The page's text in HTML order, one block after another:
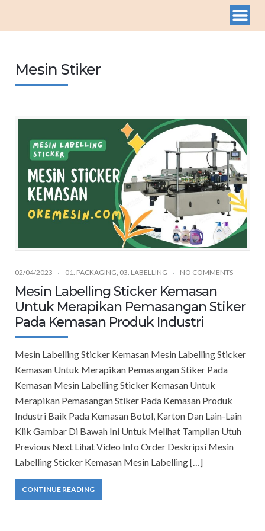
Mesin Stiker
02/04/2023 01. PACKAGING 03. LABELLING NO COMMENTS
Mesin Labelling Sticker Kemasan
Untuk Merapikan Pemasangan Stiker
Pada Kemasan Produk Industri
Mesin Labelling Sticker Kemasan Mesin Labelling Sticker
Kemasan Untuk Merapikan Pemasangan Stiker Pada
Kemasan Mesin Labelling Sticker Kemasan Untuk
Merapikan Pemasangan Stiker Pada Kemasan Produk
Industri Baik Pada Kemasan Botol, Karton Dan Lain-Lain
Klik Gambar Di Bawah Ini Untuk Melihat Tampilan Utuh
Previous Next Lihat Video Info Order Deskripsi Mesin
Labelling Sticker Kemasan Mesin Labelling […]
CONTINUE READING